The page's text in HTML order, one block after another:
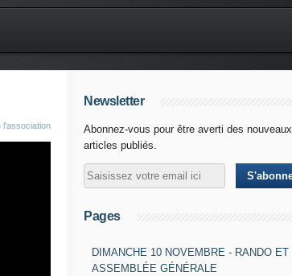
l'association
Newsletter
Abonnez-vous pour être averti des nouveaux
articles publiés.
Pages
DIMANCHE 10 NOVEMBRE - RANDO ET
ASSEMBLÉE GÉNÉRALE